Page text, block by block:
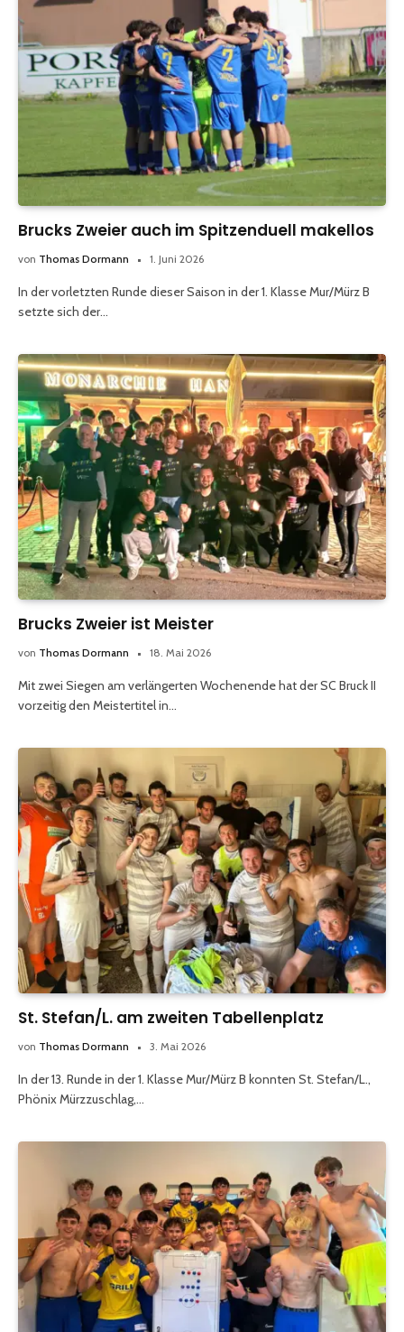
Brucks Zweier auch im Spitzenduell makellos
von Thomas Dormann 1. Juni 2026
In der vorletzten Runde dieser Saison in der 1. Klasse Mur/Mürz B
setzte sich der…
Brucks Zweier ist Meister
von Thomas Dormann 18. Mai 2026
Mit zwei Siegen am verlängerten Wochenende hat der SC Bruck II
vorzeitig den Meistertitel in…
St. Stefan/L. am zweiten Tabellenplatz
von Thomas Dormann 3. Mai 2026
In der 13. Runde in der 1. Klasse Mur/Mürz B konnten St. Stefan/L.,
Phönix Mürzzuschlag,…